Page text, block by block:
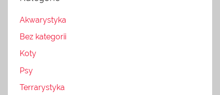
Akwarystyka
Bez kategorii
Koty
Psy
Terrarystyka